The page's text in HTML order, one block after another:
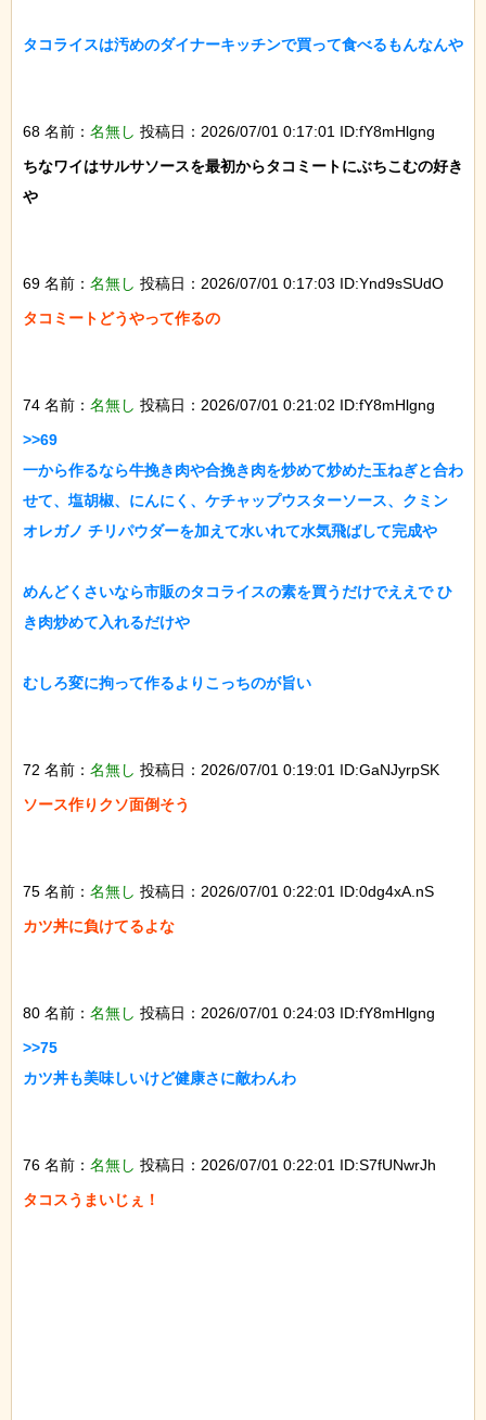
タコライスは汚めのダイナーキッチンで買って食べるもんなんや
68 名前： 名無し 投稿日：2026/07/01 0:17:01 ID:fY8mHlgng
ちなワイはサルサソースを最初からタコミートにぶちこむの好き
や
69 名前： 名無し 投稿日：2026/07/01 0:17:03 ID:Ynd9sSUdO
タコミートどうやって作るの
74 名前： 名無し 投稿日：2026/07/01 0:21:02 ID:fY8mHlgng
>>69
一から作るなら牛挽き肉や合挽き肉を炒めて炒めた玉ねぎと合わ
せて、塩胡椒、にんにく、ケチャップウスターソース、クミン
オレガノ チリパウダーを加えて水いれて水気飛ばして完成や
めんどくさいなら市販のタコライスの素を買うだけでええで ひ
き肉炒めて入れるだけや
むしろ変に拘って作るよりこっちのが旨い
72 名前： 名無し 投稿日：2026/07/01 0:19:01 ID:GaNJyrpSK
ソース作りクソ面倒そう
75 名前： 名無し 投稿日：2026/07/01 0:22:01 ID:0dg4xA.nS
カツ丼に負けてるよな
80 名前： 名無し 投稿日：2026/07/01 0:24:03 ID:fY8mHlgng
>>75
カツ丼も美味しいけど健康さに敵わんわ
76 名前： 名無し 投稿日：2026/07/01 0:22:01 ID:S7fUNwrJh
タコスうまいじぇ！